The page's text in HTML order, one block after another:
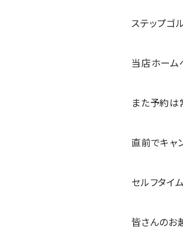
ステップゴ
当店ホーム
また予約は
直前でキャ
セルフタイ
皆さんのお